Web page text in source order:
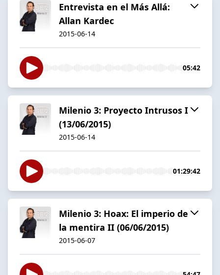
Entrevista en el Más Allá:
Allan Kardec
2015-06-14
05:42
Milenio 3: Proyecto Intrusos I
(13/06/2015)
2015-06-14
01:29:42
Milenio 3: Hoax: El imperio de
la mentira II (06/06/2015)
2015-06-07